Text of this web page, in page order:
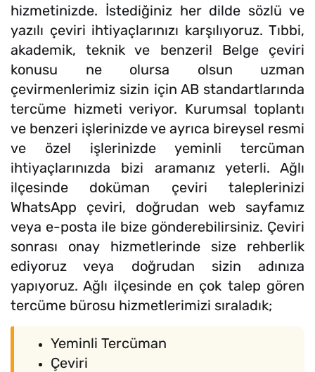
hizmetinizde. İstediğiniz her dilde sözlü ve
yazılı çeviri ihtiyaçlarınızı karşılıyoruz. Tıbbi,
akademik, teknik ve benzeri! Belge çeviri
konusu ne olursa olsun uzman
çevirmenlerimiz sizin için AB standartlarında
tercüme hizmeti veriyor. Kurumsal toplantı
ve benzeri işlerinizde ve ayrıca bireysel resmi
ve özel işlerinizde yeminli tercüman
ihtiyaçlarınızda bizi aramanız yeterli. Ağlı
ilçesinde doküman çeviri taleplerinizi
WhatsApp çeviri, doğrudan web sayfamız
veya e-posta ile bize gönderebilirsiniz. Çeviri
sonrası onay hizmetlerinde size rehberlik
ediyoruz veya doğrudan sizin adınıza
yapıyoruz. Ağlı ilçesinde en çok talep gören
tercüme bürosu hizmetlerimizi sıraladık;
Yeminli Tercüman
Çeviri